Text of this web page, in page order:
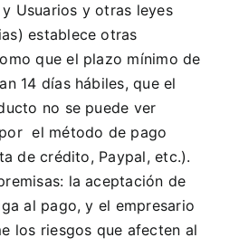
Usuarios y otras leyes
) establece otras
que el plazo mínimo de
14 días hábiles, que el
no se puede ver
el método de pago
de crédito, Paypal, etc.).
la aceptación de
al pago, y el empresario
los riesgos que afecten al